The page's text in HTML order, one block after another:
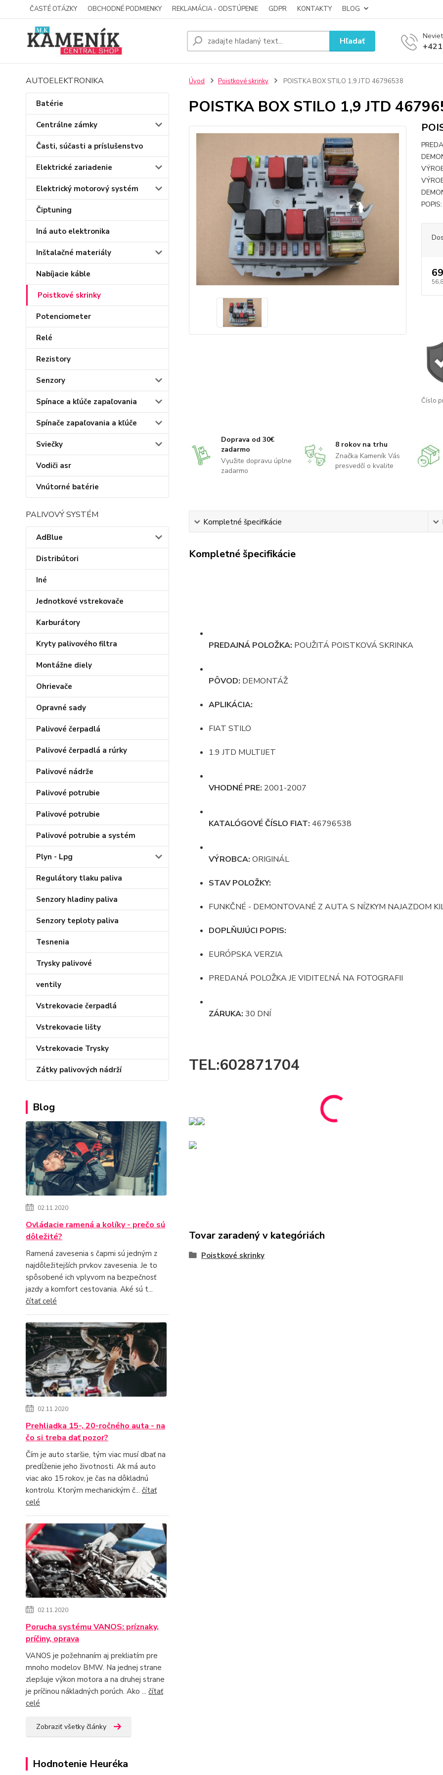
ČASTÉ OTÁZKY OBCHODNÉ PODMIENKY REKLAMÁCIA - ODSTÚPENIE GDPR KONTAKTY BLOG
Hľadať
AUTOELEKTRONIKA
Batérie
Centrálne zámky
Časti, súčasti a príslušenstvo
Elektrické zariadenie
Elektrický motorový systém
Čiptuning
Iná auto elektronika
Inštalačné materiály
Nabíjacie káble
Poistkové skrinky
Potenciometer
Relé
Rezistory
Senzory
Spínace a kľúče zapaľovania
Spínače zapaľovania a kľúče
Sviečky
Vodiči asr
Vnútorné batérie
PALIVOVÝ SYSTÉM
AdBlue
Distribútori
Iné
Jednotkové vstrekovače
Karburátory
Kryty palivového filtra
Montážne diely
Ohrievače
Opravné sady
Palivové čerpadlá
Palivové čerpadlá a rúrky
Palivové nádrže
Palivové potrubie
Palivové potrubie
Palivové potrubie a systém
Plyn - Lpg
Regulátory tlaku paliva
Senzory hladiny paliva
Senzory teploty paliva
Tesnenia
Trysky palivové
ventily
Vstrekovacie čerpadlá
Vstrekovacie lišty
Vstrekovacie Trysky
Zátky palivových nádrží
Blog
02.11.2020
Ovládacie ramená a kolíky - prečo sú
dôležité?
Ramená zavesenia s čapmi sú jedným z
najdôležitejších prvkov zavesenia. Je to
spôsobené ich vplyvom na bezpečnosť
jazdy a komfort cestovania. Aké sú t...
čítať celé
02.11.2020
Prehliadka 15-, 20-ročného auta - na
čo si treba dať pozor?
Čím je auto staršie, tým viac musí dbať na
predĺženie jeho životnosti. Ak má auto
viac ako 15 rokov, je čas na dôkladnú
kontrolu. Ktorým mechanickým č... čítať
celé
02.11.2020
Porucha systému VANOS: príznaky,
príčiny, oprava
VANOS je požehnaním aj prekliatím pre
mnoho modelov BMW. Na jednej strane
zlepšuje výkon motora a na druhej strane
je príčinou nákladných porúch. Ako ... čítať
celé
Zobraziť všetky články
Hodnotenie Heuréka
Úvod Poistkové skrinky POISTKA BOX STILO 1,9 JTD 46796538
POISTKA BOX STILO 1,9 JTD
POPIS:
Číslo
Doprava od 30€
zadarmo
Využite dopravu úplne
zadarmo
8 rokov na trhu
Značka Kameník Vás
presvedčí o kvalite
Kompletné špecifikácie
Kompletné špecifikácie
PREDAJNÁ POLOŽKA: POUŽITÁ POISTKOVÁ SKRINKA
PÔVOD: DEMONTÁŽ
APLIKÁCIA:
FIAT STILO
1.9 JTD MULTIJET
VHODNÉ PRE: 2001-2007
KATALÓGOVÉ ČÍSLO FIAT: 46796538
VÝROBCA: ORIGINÁL
STAV POLOŽKY:
FUNKČNÉ - DEMONTOVANÉ Z AUTA S NÍZKYM NAJAZDOM
DOPLŇUJÚCI POPIS:
EURÓPSKA VERZIA
PREDANÁ POLOŽKA JE VIDITEĽNÁ NA FOTOGRAFII
ZÁRUKA: 30 DNÍ
TEL:602871704
Tovar zaradený v kategóriách
Poistkové skrinky